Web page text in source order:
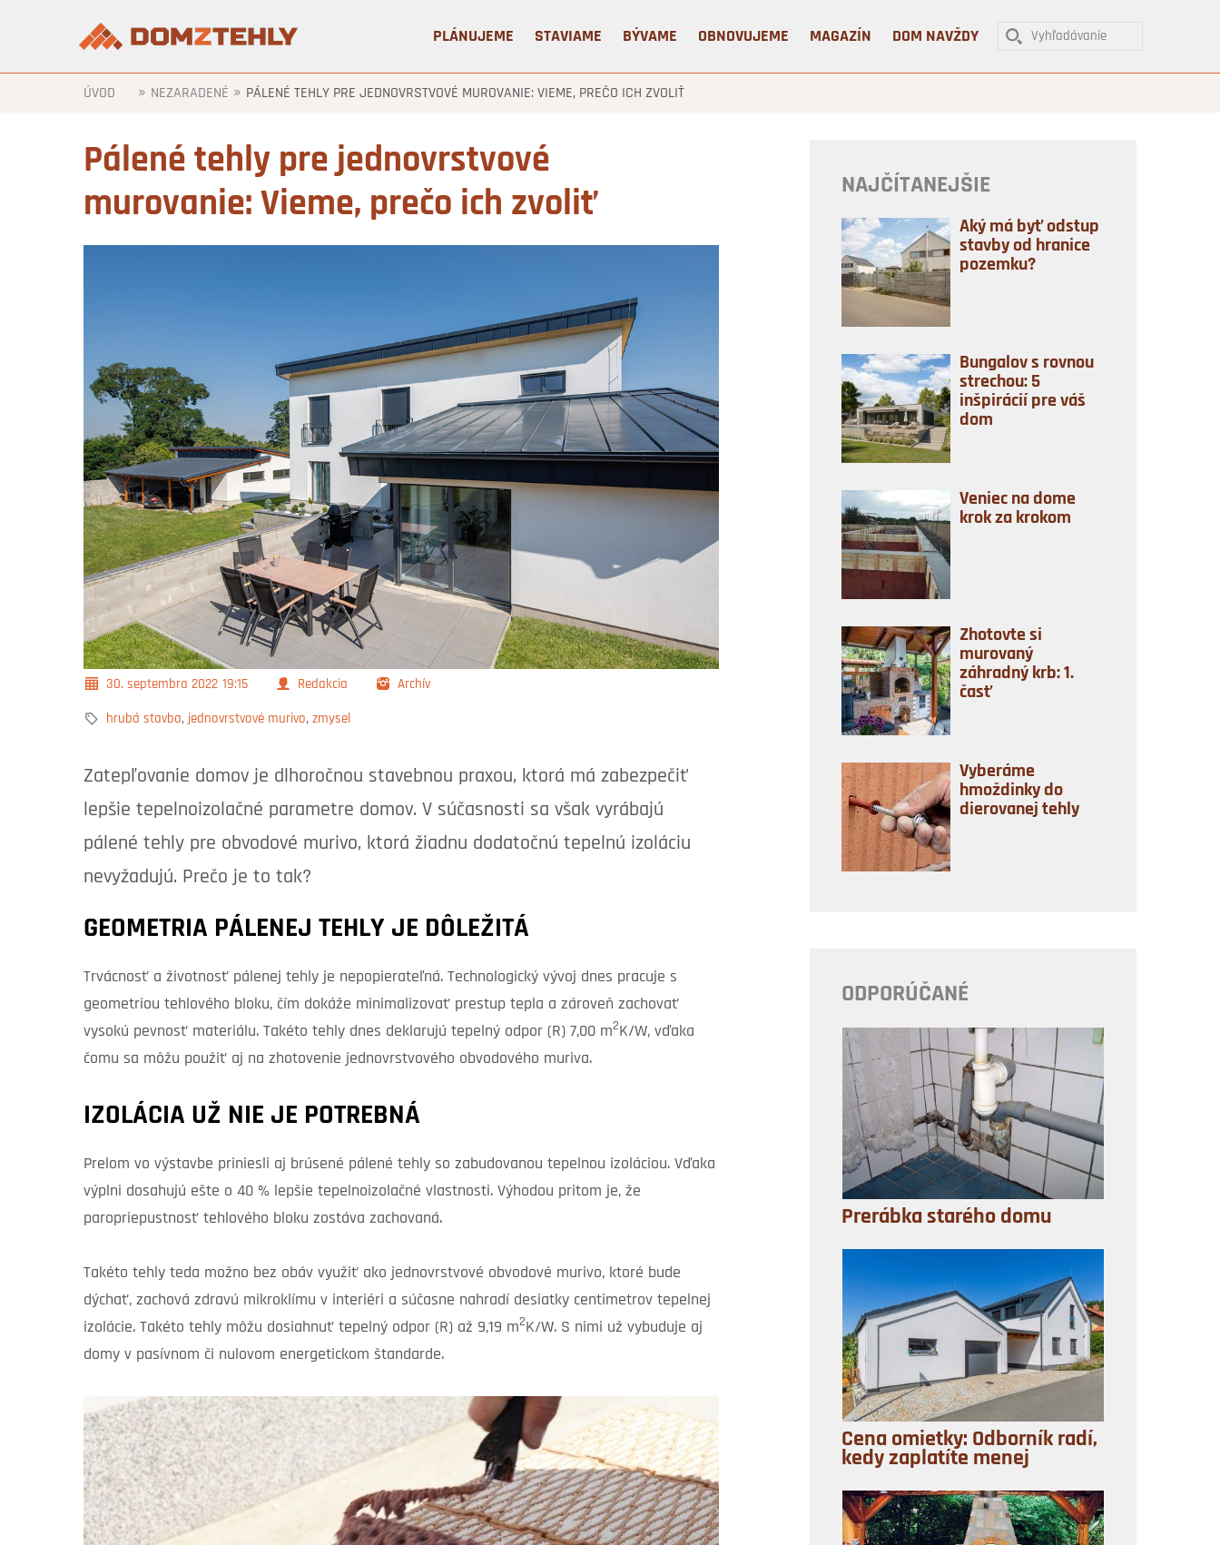
PLÁNUJEME STAVIAME BÝVAME OBNOVUJEME MAGAZÍN DOM NAVŽDY
ÚVOD » NEZARADENÉ » PÁLENÉ TEHLY PRE JEDNOVRSTVOVÉ MUROVANIE: VIEME, PREČO ICH ZVOLIŤ
Pálené tehly pre jednovrstvové
murovanie: Vieme, prečo ich zvoliť
30. septembra 2022 19:15 Redakcia Archív
hrubá stavba, jednovrstvové murivo, zmysel
Zatepľovanie domov je dlhoročnou stavebnou praxou, ktorá má zabezpečiť
lepšie tepelnoizolačné parametre domov. V súčasnosti sa však vyrábajú
pálené tehly pre obvodové murivo, ktorá žiadnu dodatočnú tepelnú izoláciu
nevyžadujú. Prečo je to tak?
GEOMETRIA PÁLENEJ TEHLY JE DÔLEŽITÁ
Trvácnosť a životnosť pálenej tehly je nepopierateľná. Technologický vývoj dnes pracuje s
geometriou tehlového bloku, čím dokáže minimalizovať prestup tepla a zároveň zachovať
vysokú pevnosť materiálu. Takéto tehly dnes deklarujú tepelný odpor (R) 7,00 m2K/W, vďaka
čomu sa môžu použiť aj na zhotovenie jednovrstvového obvodového muriva.
IZOLÁCIA UŽ NIE JE POTREBNÁ
Prelom vo výstavbe priniesli aj brúsené pálené tehly so zabudovanou tepelnou izoláciou. Vďaka
výplni dosahujú ešte o 40 % lepšie tepelnoizolačné vlastnosti. Výhodou pritom je, že
paropriepustnosť tehlového bloku zostáva zachovaná.
Takéto tehly teda možno bez obáv využiť ako jednovrstvové obvodové murivo, ktoré bude
dýchať, zachová zdravú mikroklímu v interiéri a súčasne nahradí desiatky centimetrov tepelnej
izolácie. Takéto tehly môžu dosiahnuť tepelný odpor (R) až 9,19 m2K/W. S nimi už vybuduje aj
domy v pasívnom či nulovom energetickom štandarde.
NAJČÍTANEJŠIE
Aký má byť odstup
stavby od hranice
pozemku?
Bungalov s rovnou
strechou: 5
inšpirácií pre váš
dom
Veniec na dome
krok za krokom
Zhotovte si
murovaný
záhradný krb: 1.
časť
Vyberáme
hmoždinky do
dierovanej tehly
ODPORÚČANÉ
Prerábka starého domu
Cena omietky: Odborník radí,
kedy zaplatíte menej